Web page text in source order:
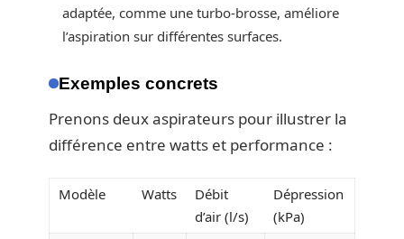
adaptée, comme une turbo-brosse, améliore
l’aspiration sur différentes surfaces.
Exemples concrets
Prenons deux aspirateurs pour illustrer la
différence entre watts et performance :
Modèle Watts
Débit
d’air (l/s)
Dépression
(kPa)